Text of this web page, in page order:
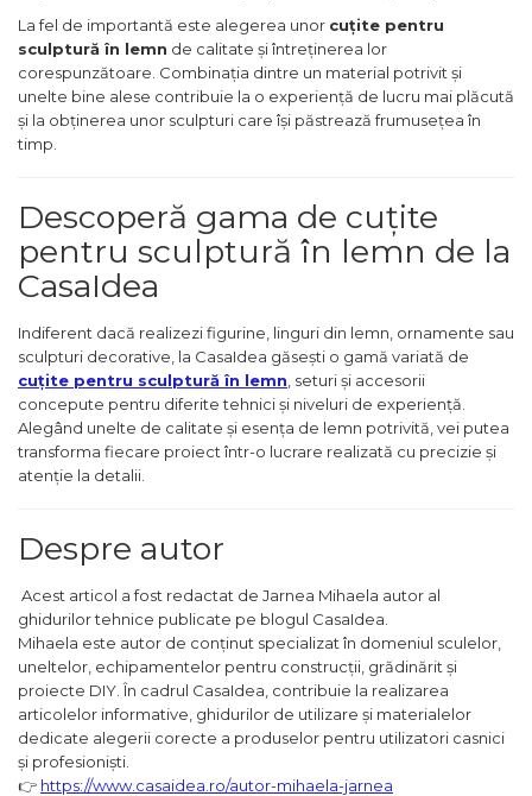
La fel de importantă este alegerea unor cuțite pentru
sculptură în lemn de calitate și întreținerea lor
corespunzătoare. Combinația dintre un material potrivit și
unelte bine alese contribuie la o experiență de lucru mai plăcută
și la obținerea unor sculpturi care își păstrează frumusețea în
timp.
Descoperă gama de cuțite
pentru sculptură în lemn de la
CasaIdea
Indiferent dacă realizezi figurine, linguri din lemn, ornamente sau
sculpturi decorative, la CasaIdea găsești o gamă variată de
cuțite pentru sculptură în lemn , seturi și accesorii
concepute pentru diferite tehnici și niveluri de experiență.
Alegând unelte de calitate și esența de lemn potrivită, vei putea
transforma fiecare proiect într-o lucrare realizată cu precizie și
atenție la detalii.
Despre autor
Acest articol a fost redactat de Jarnea Mihaela autor al
ghidurilor tehnice publicate pe blogul CasaIdea.
Mihaela este autor de conținut specializat în domeniul sculelor,
uneltelor, echipamentelor pentru construcții, grădinărit și
proiecte DIY. În cadrul CasaIdea, contribuie la realizarea
articolelor informative, ghidurilor de utilizare și materialelor
dedicate alegerii corecte a produselor pentru utilizatori casnici
și profesioniști.
👉 https://www.casaidea.ro/autor-mihaela-jarnea